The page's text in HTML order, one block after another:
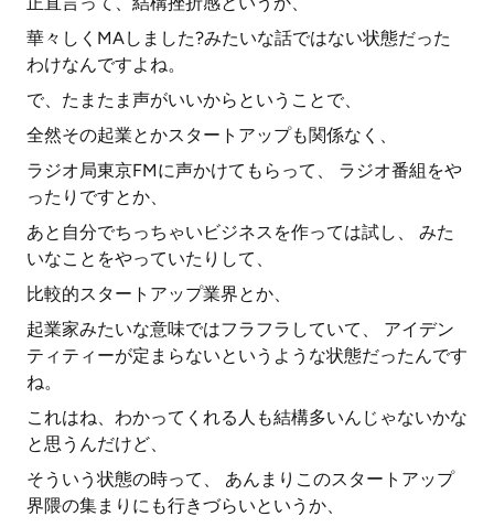
華々しくMAしました?みたいな話ではない状態だった
わけなんですよね。
で、たまたま声がいいからということで、
全然その起業とかスタートアップも関係なく、
ラジオ局東京FMに声かけてもらって、 ラジオ番組をや
ったりですとか、
あと自分でちっちゃいビジネスを作っては試し、 みた
いなことをやっていたりして、
比較的スタートアップ業界とか、
起業家みたいな意味ではフラフラしていて、 アイデン
ティティーが定まらないというような状態だったんです
ね。
これはね、わかってくれる人も結構多いんじゃないかな
と思うんだけど、
そういう状態の時って、 あんまりこのスタートアップ
界隈の集まりにも行きづらいというか、